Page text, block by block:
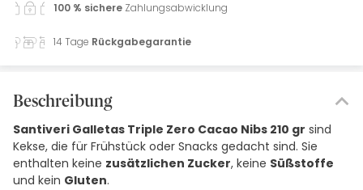
100 % sichere Zahlungsabwicklung
14 Tage Rückgabegarantie
Beschreibung
Santiveri Galletas Triple Zero Cacao Nibs 210 gr sind
Kekse, die für Frühstück oder Snacks gedacht sind. Sie
enthalten keine zusätzlichen Zucker, keine Süßstoffe
und kein Gluten.